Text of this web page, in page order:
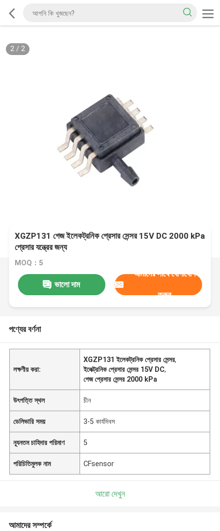
2/ 2
XGZP131 গেজ ইলেকট্রনিক প্রেসার সেন্সর 15V DC 2000 kPa
প্রেসার যন্ত্রের জন্য
MOQ：5
ভালো দাম
আমাদের সাথে যোগাযোগ
করুন
পণ্যের বর্ণনা
লক্ষণীয় করা:
XGZP131 ইলেকট্রনিক প্রেসার সেন্সর,
ইলেক্ট্রনিক প্রেসার সেন্সর 15V DC,
গেজ প্রেসার সেন্সর 2000 kPa
উৎপত্তি স্থল চীন
ডেলিভারি সময় 3-5 কার্যদিবস
ন্যূনতম চাহিদার পরিমাণ 5
পরিচিতিমুলক নাম CFsensor
আরো দেখুন
আমাদের সম্পর্কে